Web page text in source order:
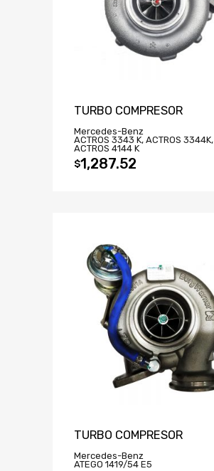
TURBO COMPRESOR
Mercedes-Benz
ACTROS 3343 K, ACTROS 3344K,
ACTROS 4144 K
$1,287.52
TURBO COMPRESOR
Mercedes-Benz
ATEGO 1419/54 E5